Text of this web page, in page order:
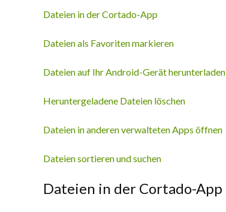
Dateien in der Cortado-App
Dateien als Favoriten markieren
Dateien auf Ihr Android-Gerät herunterladen
Heruntergeladene Dateien löschen
Dateien in anderen verwalteten Apps öffnen
Dateien sortieren und suchen
Dateien in der Cortado-App